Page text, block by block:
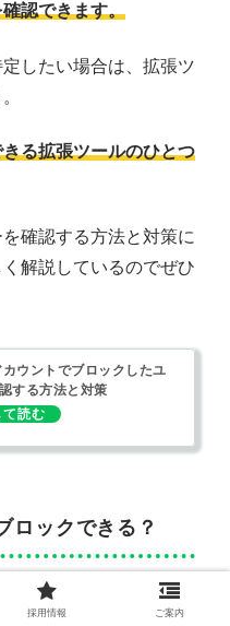
認できます。
したい場合は、拡張ツ
る拡張ツールのひとつ
確認する方法と対策に
解説しているのでぜひ
ウントでブロックしたユ
する方法と対策
ロックできる？
カウント側からユーザ
採用情報 ご案内